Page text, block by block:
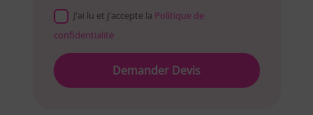
J'ai lu et j'accepte la Politique de
confidentialité
Please
leave
this